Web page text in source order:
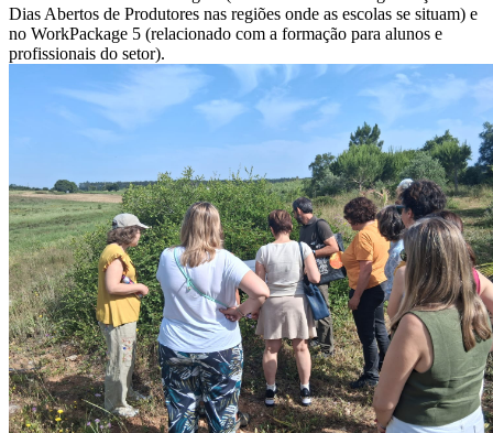
Dias Abertos de Produtores nas regiões onde as escolas se situam) e
no WorkPackage 5 (relacionado com a formação para alunos e
profissionais do setor).